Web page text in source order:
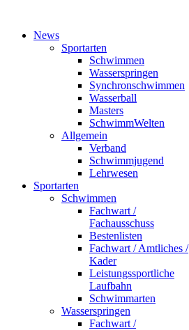
News
Sportarten
Schwimmen
Wasserspringen
Synchronschwimmen
Wasserball
Masters
SchwimmWelten
Allgemein
Verband
Schwimmjugend
Lehrwesen
Sportarten
Schwimmen
Fachwart /
Fachausschuss
Bestenlisten
Fachwart / Amtliches /
Kader
Leistungssportliche
Laufbahn
Schwimmarten
Wasserspringen
Fachwart /